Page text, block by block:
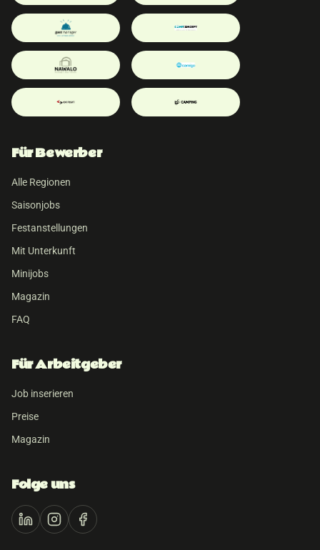
Für Bewerber
Alle Regionen
Saisonjobs
Festanstellungen
Mit Unterkunft
Minijobs
Magazin
FAQ
Für Arbeitgeber
Job inserieren
Preise
Magazin
Folge uns